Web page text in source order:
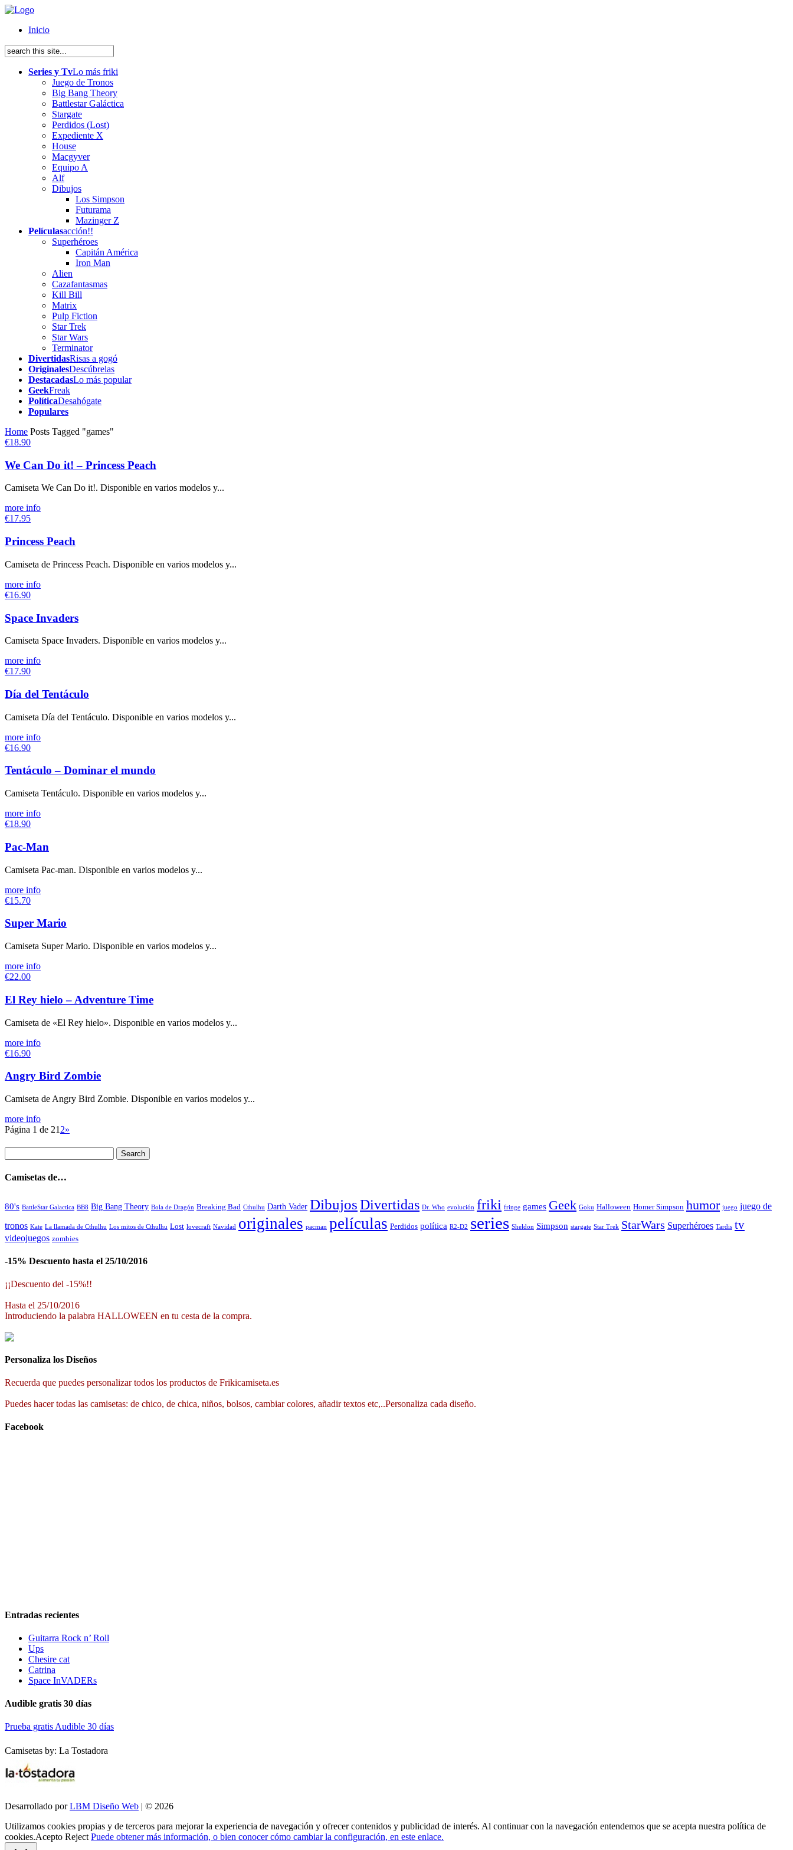
Inicio
Series y TvLo más friki
Juego de Tronos
Big Bang Theory
Battlestar Galáctica
Stargate
Perdidos (Lost)
Expediente X
House
Macgyver
Equipo A
Alf
Dibujos
Los Simpson
Futurama
Mazinger Z
Películasacción!!
Superhéroes
Capitán América
Iron Man
Alien
Cazafantasmas
Kill Bill
Matrix
Pulp Fiction
Star Trek
Star Wars
Terminator
DivertidasRisas a gogó
OriginalesDescúbrelas
DestacadasLo más popular
GeekFreak
PolíticaDesahógate
Populares
Home Posts Tagged "games"
€18.90
We Can Do it! – Princess Peach
Camiseta We Can Do it!. Disponible en varios modelos y...
more info
€17.95
Princess Peach
Camiseta de Princess Peach. Disponible en varios modelos y...
more info
€16.90
Space Invaders
Camiseta Space Invaders. Disponible en varios modelos y...
more info
€17.90
Día del Tentáculo
Camiseta Día del Tentáculo. Disponible en varios modelos y...
more info
€16.90
Tentáculo – Dominar el mundo
Camiseta Tentáculo. Disponible en varios modelos y...
more info
€18.90
Pac-Man
Camiseta Pac-man. Disponible en varios modelos y...
more info
€15.70
Super Mario
Camiseta Super Mario. Disponible en varios modelos y...
more info
€22.00
El Rey hielo – Adventure Time
Camiseta de «El Rey hielo». Disponible en varios modelos y...
more info
€16.90
Angry Bird Zombie
Camiseta de Angry Bird Zombie. Disponible en varios modelos y...
more info
Página 1 de 21 2»
Camisetas de…
80's BattleStar Galactica BB8 Big Bang Theory Bola de Dragón Breaking Bad Cthulhu Darth Vader DibujosDivertidas Dr. Who evolución friki fringe games Geek Goku Halloween Homer Simpson humor juego juego de
tronos Kate La llamada de Cthulhu Los mitos de Cthulhu Lost lovecraft Navidad originales pacman películas Perdidos política R2-D2 series Sheldon Simpson stargate Star Trek StarWars Superhéroes Tardis tv
videojuegos zombies
-15% Descuento hasta el 25/10/2016
¡¡Descuento del -15%!!
Hasta el 25/10/2016
Introduciendo la palabra HALLOWEEN en tu cesta de la compra.
Personaliza los Diseños
Recuerda que puedes personalizar todos los productos de Frikicamiseta.es
Puedes hacer todas las camisetas: de chico, de chica, niños, bolsos, cambiar colores, añadir textos etc,..Personaliza cada diseño.
Facebook
Entradas recientes
Guitarra Rock n’ Roll
Ups
Chesire cat
Catrina
Space InVADERs
Audible gratis 30 días
Prueba gratis Audible 30 días
Camisetas by: La Tostadora
Desarrollado porLBM Diseño Web | © 2026
Utilizamos cookies propias y de terceros para mejorar la experiencia de navegación y ofrecer contenidos y publicidad de interés. Al continuar con la navegación entendemos que se acepta nuestra política de
cookies.Acepto Reject Puede obtener más información, o bien conocer cómo cambiar la configuración, en este enlace.